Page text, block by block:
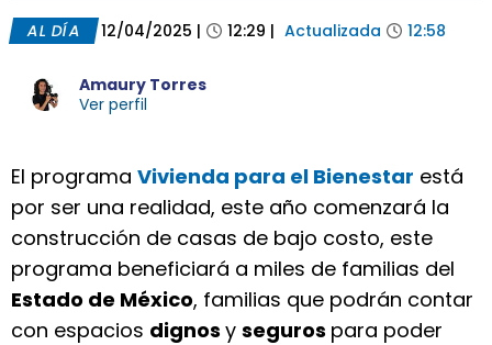
AL DÍA 12/04/2025 | 12:29 | Actualizada 12:58
Amaury Torres
Ver perfil
El programa Vivienda para el Bienestar está
por ser una realidad, este año comenzará la
construcción de casas de bajo costo, este
programa beneficiará a miles de familias del
Estado de México, familias que podrán contar
con espacios dignos y seguros para poder